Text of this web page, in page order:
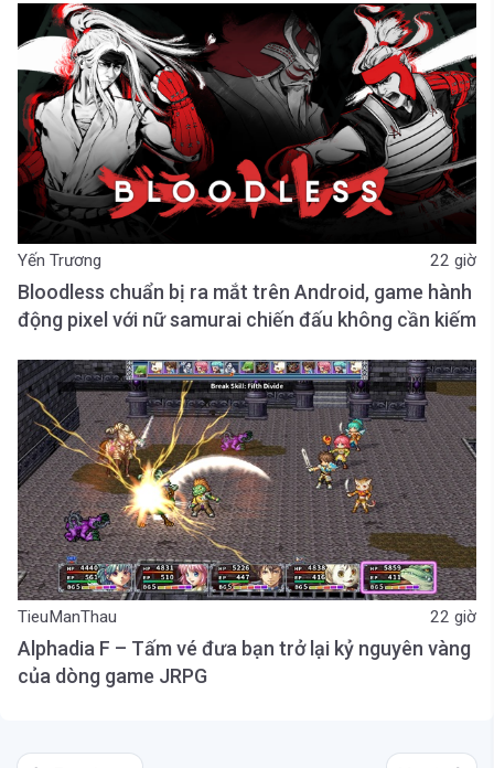
Yến Trương 22 giờ
Bloodless chuẩn bị ra mắt trên Android, game hành
động pixel với nữ samurai chiến đấu không cần kiếm
TieuManThau 22 giờ
Alphadia F – Tấm vé đưa bạn trở lại kỷ nguyên vàng
của dòng game JRPG